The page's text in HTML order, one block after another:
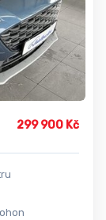
299 900 Kč